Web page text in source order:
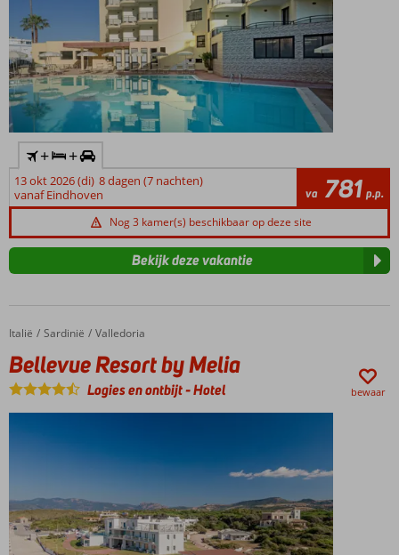
+ +
13 okt 2026 (di) 8 dagen (7 nachten)
vanaf Eindhoven
va 781 p.p.
Nog 3 kamer(s) beschikbaar op deze site
Bekijk deze vakantie
Home
Italië Sardinië Valledoria
Bellevue Resort by Melia
Bellevue Resort by Melia
Logies en ontbijt-Hotel bewaar